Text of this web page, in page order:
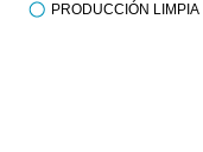
PRODUCCIÓN LIMPIA